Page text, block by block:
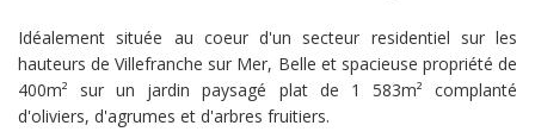
Idéalement située au coeur d'un secteur residentiel sur les
hauteurs de Villefranche sur Mer, Belle et spacieuse propriété de
400m² sur un jardin paysagé plat de 1 583m² complanté
d'oliviers, d'agrumes et d'arbres fruitiers.